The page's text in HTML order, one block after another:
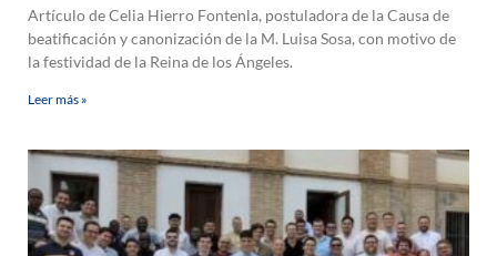
Artículo de Celia Hierro Fontenla, postuladora de la Causa de
beatificación y canonización de la M. Luisa Sosa, con motivo de
la festividad de la Reina de los Ángeles.
Leer más »